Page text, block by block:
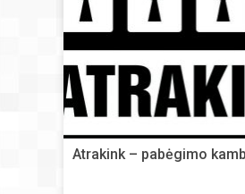
Atrakink – pabėgimo